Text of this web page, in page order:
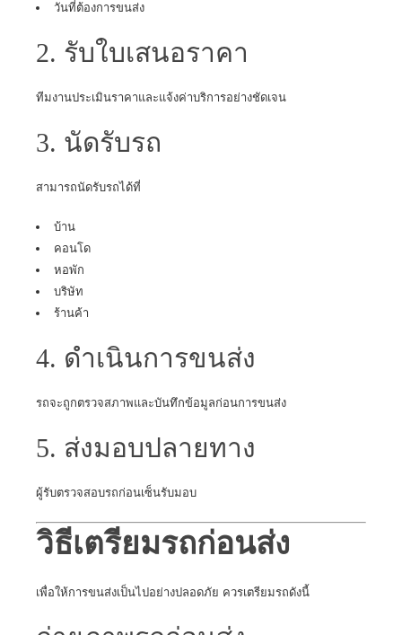
วันที่ต้องการขนส่ง
2. รับใบเสนอราคา
ทีมงานประเมินราคาและแจ้งค่าบริการอย่างชัดเจน
3. นัดรับรถ
สามารถนัดรับรถได้ที่
บ้าน
คอนโด
หอพัก
บริษัท
ร้านค้า
4. ดำเนินการขนส่ง
รถจะถูกตรวจสภาพและบันทึกข้อมูลก่อนการขนส่ง
5. ส่งมอบปลายทาง
ผู้รับตรวจสอบรถก่อนเซ็นรับมอบ
วิธีเตรียมรถก่อนส่ง
เพื่อให้การขนส่งเป็นไปอย่างปลอดภัย ควรเตรียมรถดังนี้